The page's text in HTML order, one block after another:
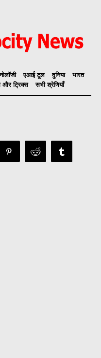
एआई टूल दुनिया
भारत
और ट्रिक्स सभी श्रेणियाँ